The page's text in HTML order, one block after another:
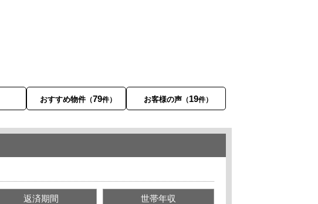
おすすめ物件 （79件） お客様の声（19件）
返済期間
世帯年収